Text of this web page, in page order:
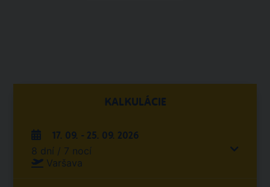
KALKULÁCIE
17. 09. - 25. 09. 2026
8 dní / 7 nocí
Varšava